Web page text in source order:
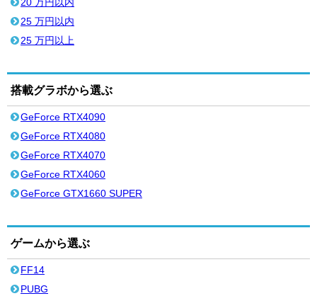
25 万円以内
25 万円以上
搭載グラボから選ぶ
GeForce RTX4090
GeForce RTX4080
GeForce RTX4070
GeForce RTX4060
GeForce GTX1660 SUPER
ゲームから選ぶ
FF14
PUBG